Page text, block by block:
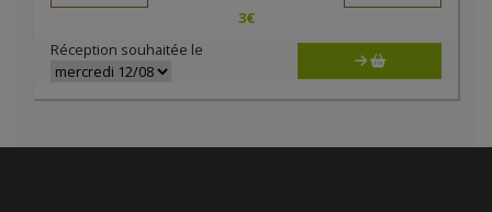
3€
Réception souhaitée le